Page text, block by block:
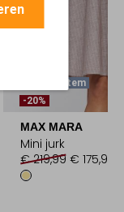
Laatste Item
-20%
MAX MARA
Mini jurk
€ 219,99 € 175,99